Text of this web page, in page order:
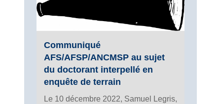
Communiqué
AFS/AFSP/ANCMSP au sujet
du doctorant interpellé en
enquête de terrain
Le 10 décembre 2022, Samuel Legris,